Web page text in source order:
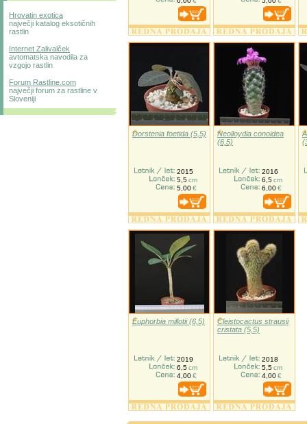
Dorstenia foetida (5,5)
2015
5,5cm
5,00€
Neolloydia conoidea
(6,5)
2016
6,5cm
6,00€
Euphorbia millotii (6,5)
2019
6,5cm
4,00€
Cleistocactus strausii
cristata (5,5)
2018
5,5cm
4,00€
Hrovatin exotica
največji katalog eksotičnih
rastlin
Internet Zalivalček
avtomatska navodila za
vzgojo rastlin
Forum Rastline.com
največji forum za rastline v
Sloveniji